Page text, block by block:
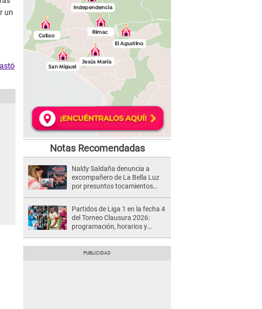
un
Notas Recomendadas
Naldy Saldaña denuncia a
excompañero de La Bella Luz
por presuntos tocamientos
Partidos de Liga 1 en la fecha 4
del Torneo Clausura 2026:
programación, horarios y